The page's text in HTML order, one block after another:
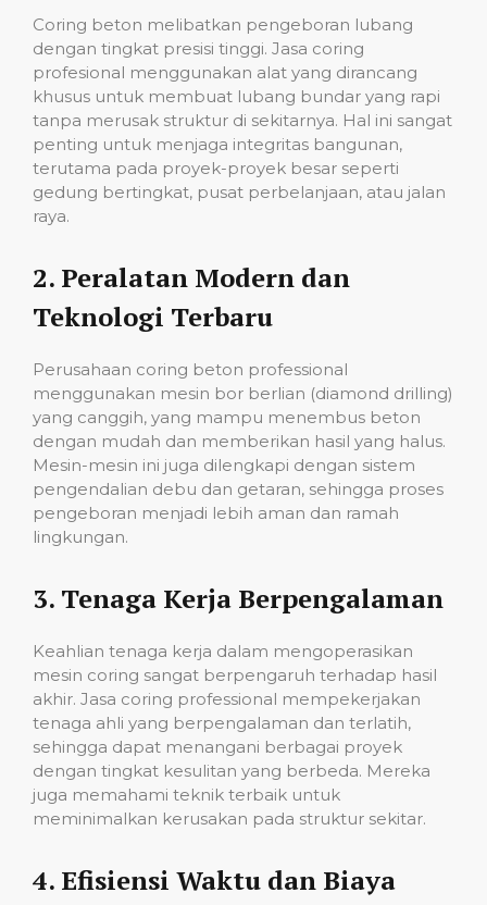
Coring beton melibatkan pengeboran lubang
dengan tingkat presisi tinggi. Jasa coring
profesional menggunakan alat yang dirancang
khusus untuk membuat lubang bundar yang rapi
tanpa merusak struktur di sekitarnya. Hal ini sangat
penting untuk menjaga integritas bangunan,
terutama pada proyek-proyek besar seperti
gedung bertingkat, pusat perbelanjaan, atau jalan
raya.
2. Peralatan Modern dan
Teknologi Terbaru
Perusahaan coring beton professional
menggunakan mesin bor berlian (diamond drilling)
yang canggih, yang mampu menembus beton
dengan mudah dan memberikan hasil yang halus.
Mesin-mesin ini juga dilengkapi dengan sistem
pengendalian debu dan getaran, sehingga proses
pengeboran menjadi lebih aman dan ramah
lingkungan.
3. Tenaga Kerja Berpengalaman
Keahlian tenaga kerja dalam mengoperasikan
mesin coring sangat berpengaruh terhadap hasil
akhir. Jasa coring professional mempekerjakan
tenaga ahli yang berpengalaman dan terlatih,
sehingga dapat menangani berbagai proyek
dengan tingkat kesulitan yang berbeda. Mereka
juga memahami teknik terbaik untuk
meminimalkan kerusakan pada struktur sekitar.
4. Efisiensi Waktu dan Biaya